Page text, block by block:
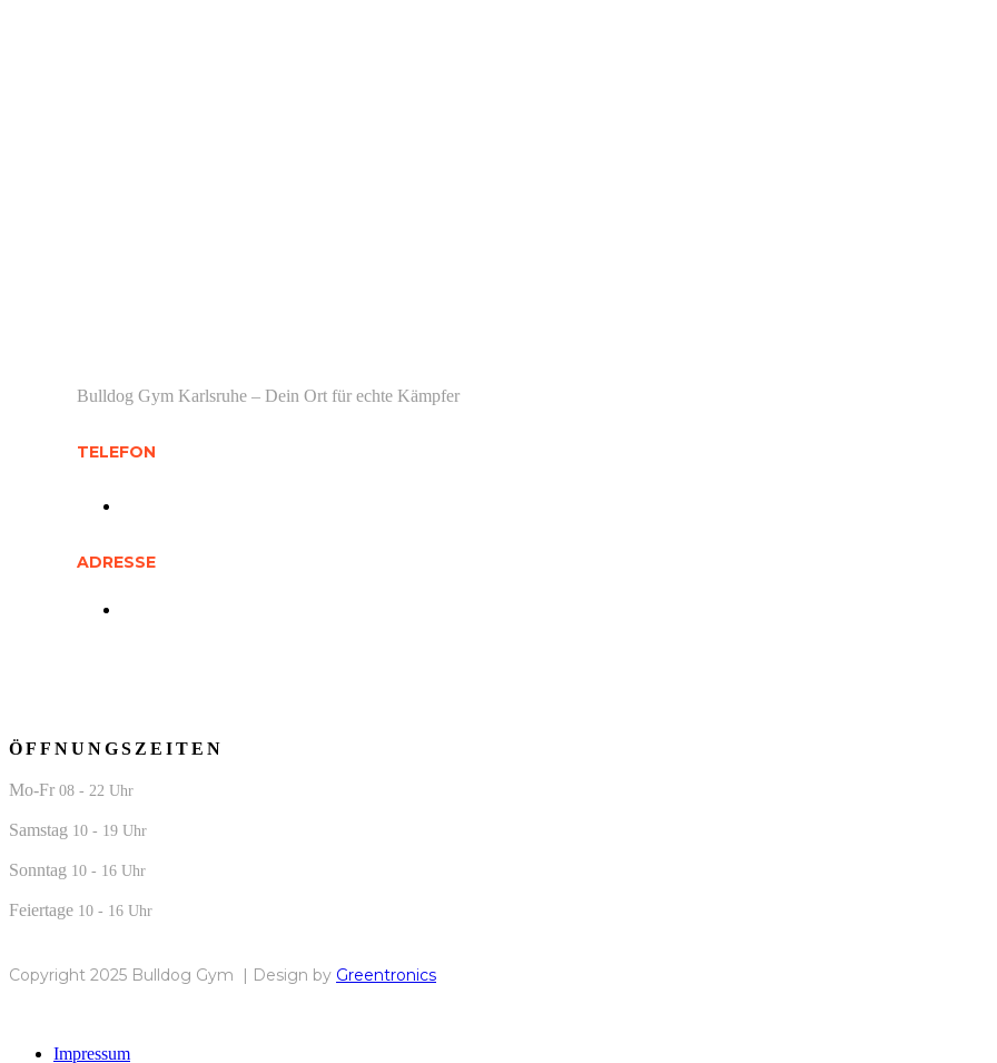
Bulldog Gym Karlsruhe – Dein Ort für echte Kämpfer
TELEFON
ADRESSE
ÖFFNUNGSZEITEN
Mo-Fr 08 - 22 Uhr
Samstag 10 - 19 Uhr
Sonntag 10 - 16 Uhr
Feiertage 10 - 16 Uhr
Copyright 2025 Bulldog Gym | Design by Greentronics
Impressum